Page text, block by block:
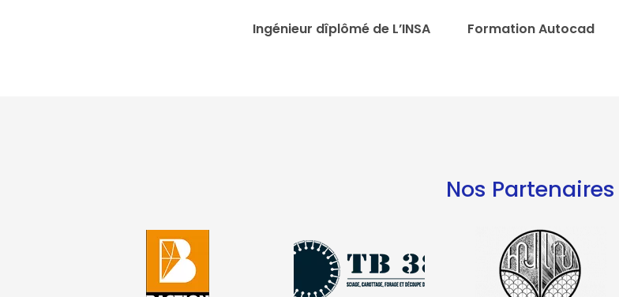
Ingénieur dîplômé de L’INSA Formation Autocad
Nos Partenaires